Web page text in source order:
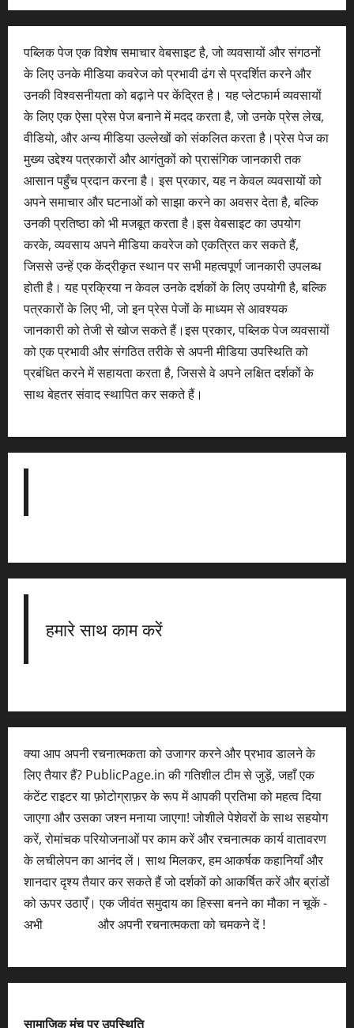
पब्लिक पेज एक विशेष समाचार वेबसाइट है, जो व्यवसायों और संगठनों
के लिए उनके मीडिया कवरेज को प्रभावी ढंग से प्रदर्शित करने और
उनकी विश्वसनीयता को बढ़ाने पर केंद्रित है। यह प्लेटफार्म व्यवसायों
के लिए एक ऐसा प्रेस पेज बनाने में मदद करता है, जो उनके प्रेस लेख,
वीडियो, और अन्य मीडिया उल्लेखों को संकलित करता है।प्रेस पेज का
मुख्य उद्देश्य पत्रकारों और आगंतुकों को प्रासंगिक जानकारी तक
आसान पहुँच प्रदान करना है। इस प्रकार, यह न केवल व्यवसायों को
अपने समाचार और घटनाओं को साझा करने का अवसर देता है, बल्कि
उनकी प्रतिष्ठा को भी मजबूत करता है।इस वेबसाइट का उपयोग
करके, व्यवसाय अपने मीडिया कवरेज को एकत्रित कर सकते हैं,
जिससे उन्हें एक केंद्रीकृत स्थान पर सभी महत्वपूर्ण जानकारी उपलब्ध
होती है। यह प्रक्रिया न केवल उनके दर्शकों के लिए उपयोगी है, बल्कि
पत्रकारों के लिए भी, जो इन प्रेस पेजों के माध्यम से आवश्यक
जानकारी को तेजी से खोज सकते हैं।इस प्रकार, पब्लिक पेज व्यवसायों
को एक प्रभावी और संगठित तरीके से अपनी मीडिया उपस्थिति को
प्रबंधित करने में सहायता करता है, जिससे वे अपने लक्षित दर्शकों के
साथ बेहतर संवाद स्थापित कर सकते हैं।
हमारे साथ काम करें
क्या आप अपनी रचनात्मकता को उजागर करने और प्रभाव डालने के
लिए तैयार हैं? PublicPage.in की गतिशील टीम से जुड़ें, जहाँ एक
कंटेंट राइटर या फ़ोटोग्राफ़र के रूप में आपकी प्रतिभा को महत्व दिया
जाएगा और उसका जश्न मनाया जाएगा! जोशीले पेशेवरों के साथ सहयोग
करें, रोमांचक परियोजनाओं पर काम करें और रचनात्मक कार्य वातावरण
के लचीलेपन का आनंद लें। साथ मिलकर, हम आकर्षक कहानियाँ और
शानदार दृश्य तैयार कर सकते हैं जो दर्शकों को आकर्षित करें और ब्रांडों
को ऊपर उठाएँ। एक जीवंत समुदाय का हिस्सा बनने का मौका न चूकें -
अभी
और अपनी रचनात्मकता को चमकने दें !
सामाजिक मंच पर उपस्थिति